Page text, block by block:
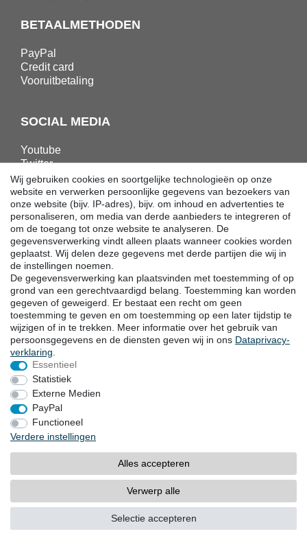
BETAALMETHODEN
PayPal
Credit card
Vooruitbetaling
SOCIAL MEDIA
Youtube
Twitter
Linkedin
Facebook
Instagram
DOWNLOADS
Catalogi
Techniek
Certificaten
Onderzoek
Promotie
LOCATIES
Herroepingsrecht
Impressum
Algemene voorwaarden
© Copyright 2026 | Goebel GmbH
Wij gebruiken cookies en soortgelijke technologieën op onze
website en verwerken persoonlijke gegevens van bezoekers van
onze website (bijv. IP-adres), bijv. om inhoud en advertenties te
personaliseren, om media van derde aanbieders te integreren of
om de toegang tot onze website te analyseren. De
gegevensverwerking vindt alleen plaats wanneer cookies worden
geplaatst. Wij delen deze gegevens met derde partijen die wij in
de instellingen noemen.
De gegevensverwerking kan plaatsvinden met toestemming of op
grond van een gerechtvaardigd belang. Toestemming kan worden
gegeven of geweigerd. Er bestaat een recht om geen
toestemming te geven en om toestemming op een later tijdstip te
wijzigen of in te trekken. Meer informatie over het gebruik van
persoonsgegevens en de diensten geven wij in ons Data­privacy­
verklaring
Essentieel
Statistiek
Externe Medien
PayPal
Functioneel
Verdere instellingen
Alles accepteren
Verwerp alle
Selectie accepteren